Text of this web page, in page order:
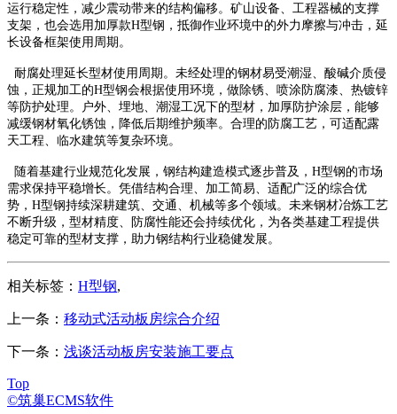
运行稳定性，减少震动带来的结构偏移。矿山设备、工程器械的支撑
支架，也会选用加厚款H型钢，抵御作业环境中的外力摩擦与冲击，延
长设备框架使用周期。
耐腐处理延长型材使用周期。未经处理的钢材易受潮湿、酸碱介质侵
蚀，正规加工的H型钢会根据使用环境，做除锈、喷涂防腐漆、热镀锌
等防护处理。户外、埋地、潮湿工况下的型材，加厚防护涂层，能够
减缓钢材氧化锈蚀，降低后期维护频率。合理的防腐工艺，可适配露
天工程、临水建筑等复杂环境。
随着基建行业规范化发展，钢结构建造模式逐步普及，H型钢的市场
需求保持平稳增长。凭借结构合理、加工简易、适配广泛的综合优
势，H型钢持续深耕建筑、交通、机械等多个领域。未来钢材冶炼工艺
不断升级，型材精度、防腐性能还会持续优化，为各类基建工程提供
稳定可靠的型材支撑，助力钢结构行业稳健发展。
相关标签： H型钢,
上一条： 移动式活动板房综合介绍
下一条： 浅谈活动板房安装施工要点
Top
©筑巢ECMS软件